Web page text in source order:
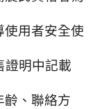
使用者安全使
證明中記載
齡、聯絡方